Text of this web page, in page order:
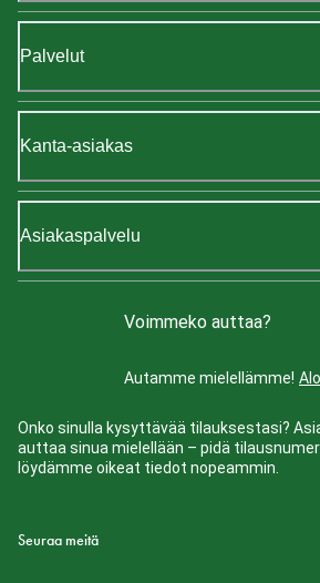
Palvelut
Kanta-asiakas
Asiakaspalvelu
Voimmeko auttaa?
Autamme mielellämme!
Onko sinulla kysyttävää tilauksestasi?
auttaa sinua mielellään – pidä
löydämme oikeat tiedot nopeammin.
Seuraa meitä